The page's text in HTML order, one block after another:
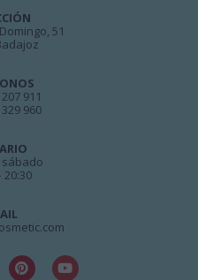
51
911
960
sábado
20:30